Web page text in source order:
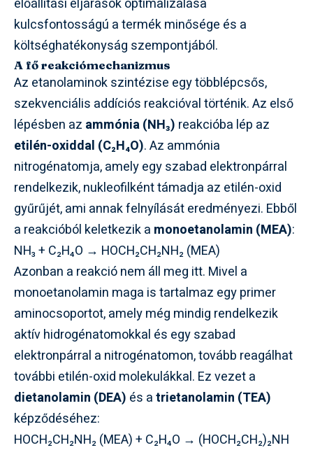
előállítási eljárások optimalizálása
kulcsfontosságú a termék minősége és a
költséghatékonyság szempontjából.
A fő reakciómechanizmus
Az etanolaminok szintézise egy többlépcsős,
szekvenciális addíciós reakcióval történik. Az első
lépésben az ammónia (NH₃) reakcióba lép az
etilén-oxiddal (C₂H₄O). Az ammónia
nitrogénatomja, amely egy szabad elektronpárral
rendelkezik, nukleofilként támadja az etilén-oxid
gyűrűjét, ami annak felnyílását eredményezi. Ebből
a reakcióból keletkezik a monoetanolamin (MEA):
NH₃ + C₂H₄O → HOCH₂CH₂NH₂ (MEA)
Azonban a reakció nem áll meg itt. Mivel a
monoetanolamin maga is tartalmaz egy primer
aminocsoportot, amely még mindig rendelkezik
aktív hidrogénatomokkal és egy szabad
elektronpárral a nitrogénatomon, tovább reagálhat
további etilén-oxid molekulákkal. Ez vezet a
dietanolamin (DEA) és atrietanolamin (TEA)
képződéséhez:
HOCH₂CH₂NH₂ (MEA) + C₂H₄O → (HOCH₂CH₂)₂NH